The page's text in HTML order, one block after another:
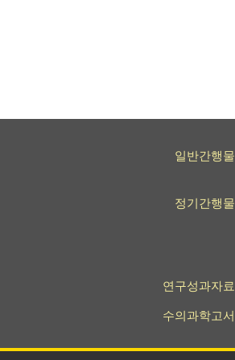
일반간행물
정기간행물
연구성과자료
수의과학고서